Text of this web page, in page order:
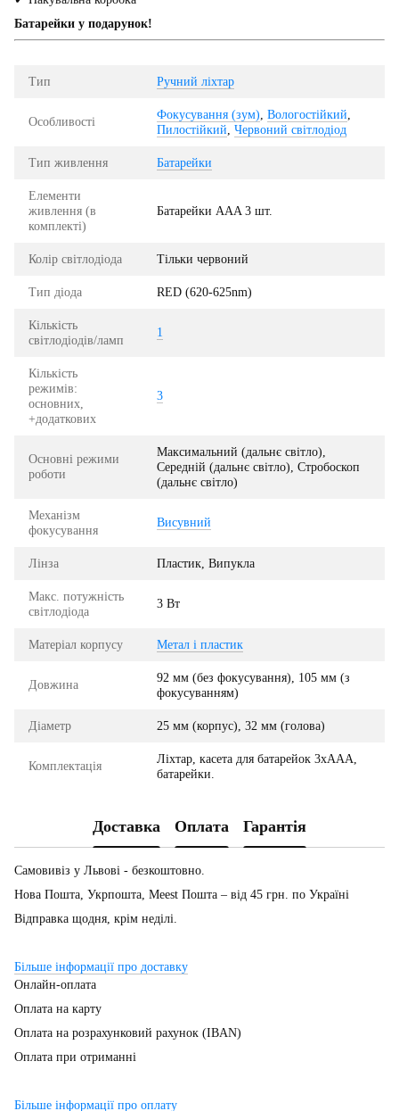
Батарейки у подарунок!
Тип Ручний ліхтар
Особливості
Фокусування (зум), Вологостійкий,
Пилостійкий, Червоний світлодіод
Тип живлення Батарейки
Елементи
живлення (в
комплекті)
Батарейки AAA 3 шт.
Колір світлодіода Тільки червоний
Тип діода RED (620-625nm)
Кількість
світлодіодів/ламп
1
Кількість
режимів:
основних,
+додаткових
3
Основні режими
роботи
Максимальний (дальнє світло),
Середній (дальнє світло), Стробоскоп
(дальнє світло)
Механізм
фокусування
Висувний
Лінза Пластик, Випукла
Макс. потужність
світлодіода
3 Вт
Матеріал корпусу Метал і пластик
Довжина
92 мм (без фокусування), 105 мм (з
фокусуванням)
Діаметр 25 мм (корпус), 32 мм (голова)
Комплектація
Ліхтар, касета для батарейок 3xAAA,
батарейки.
Доставка Оплата Гарантія
Самовивіз у Львові - безкоштовно.
Нова Пошта, Укрпошта, Meest Пошта – від 45 грн. по Україні
Відправка щодня, крім неділі.
Більше інформації про доставку
Онлайн-оплата
Оплата на карту
Оплата на розрахунковий рахунок (IBAN)
Оплата при отриманні
Більше інформації про оплату